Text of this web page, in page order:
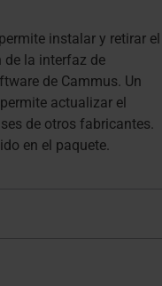
instalar y retirar el
la interfaz de
de Cammus. Un
actualizar el
de otros fabricantes.
en el paquete.